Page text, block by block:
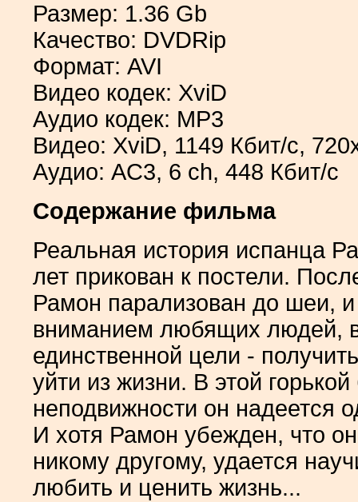
Размер: 1.36 Gb
Качество: DVDRip
Формат: AVI
Видео кодек: XviD
Аудио кодек: MP3
Видео: XviD, 1149 Кбит/с,
Аудио: AC3, 6 ch, 448 Кбит/с
Содержание фильма
Реальная история испанца
лет прикован к постели.
Рамон парализован до шеи,
вниманием любящих людей,
единственной цели -
уйти из жизни. В этой
неподвижности он надеется
И хотя Рамон убежден, что
никому другому, удается
любить и ценить жизнь...